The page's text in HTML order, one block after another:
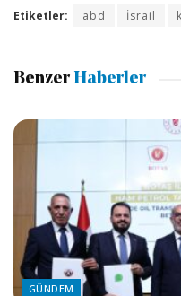
Etiketler: abd İsrail
Benzer Haberler
GÜNDEM